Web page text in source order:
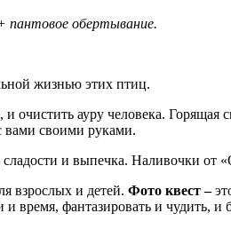
пантовое обертывание.
жизнью этих птиц.
ауру человека. Горящая
вами своими руками.
и выпечка. Наливочки от
взрослых и детей. Фото квест –
время, фантазировать и чудить, и